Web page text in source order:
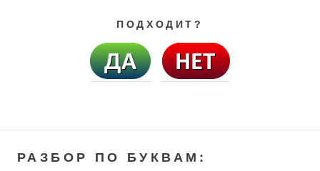
ПОДХОДИТ?
РАЗБОР ПО БУКВАМ: